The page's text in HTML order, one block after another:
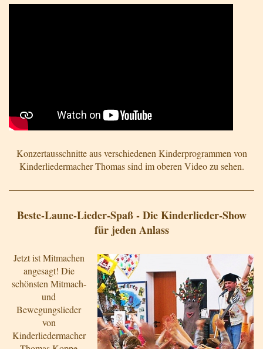
Konzertausschnitte aus verschiedenen Kinderprogrammen von
Kinderliedermacher Thomas sind im oberen Video zu sehen.
Beste-Laune-Lieder-Spaß - Die Kinderlieder-Show
für jeden Anlass
Jetzt ist Mitmachen
angesagt! Die
schönsten Mitmach-
und
Bewegungslieder
von
Kinderliedermacher